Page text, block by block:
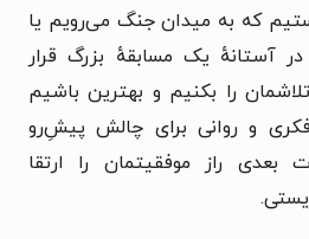
که به میدان جنگ می‌رویم یا
آستانهٔ یک مسابقهٔ بزرگ قرار
را بکنیم و بهترین باشیم
فکری و روانی برای چالش پیشِ‌رو
راز موفقیتمان را ارتقا